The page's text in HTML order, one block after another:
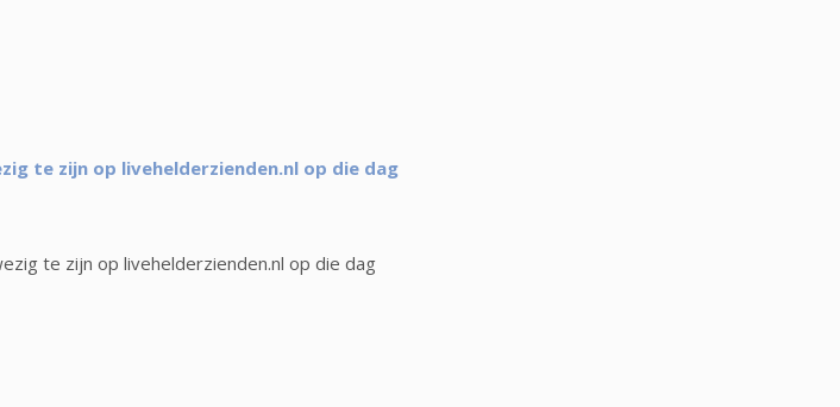
te zijn op livehelderzienden.nl op die dag
te zijn op livehelderzienden.nl op die dag